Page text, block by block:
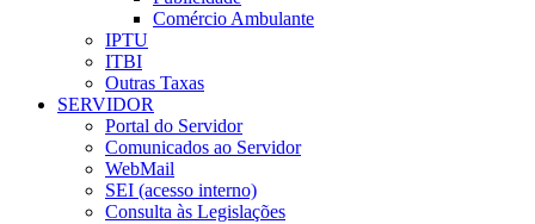
Comércio Ambulante
IPTU
ITBI
Outras Taxas
SERVIDOR
Portal do Servidor
Comunicados ao Servidor
WebMail
SEI (acesso interno)
Consulta às Legislações